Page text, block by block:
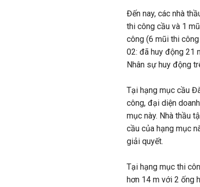
Đến nay, các nhà
thi công cầu và 1
công (6 mũi thi
02: đã huy động 21
Nhân sự huy động
Tại hạng mục cầu
công, đại diện
mục này. Nhà thầu
cầu của hạng mục
giải quyết.
Tại hạng mục thi
hơn 14 m với 2 ống